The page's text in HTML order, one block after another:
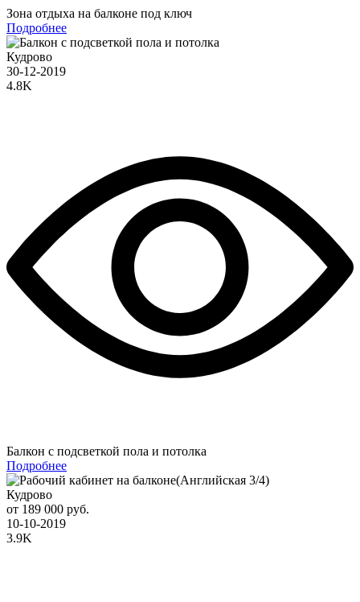
Зона отдыха на балконе под ключ
Подробнее
Кудрово
30-12-2019
4.8K
Балкон с подсветкой пола и потолка
Подробнее
Кудрово
от 189 000 руб.
10-10-2019
3.9K